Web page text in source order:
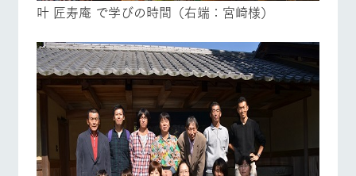
叶 匠寿庵 で学びの時間（右端：宮崎様）